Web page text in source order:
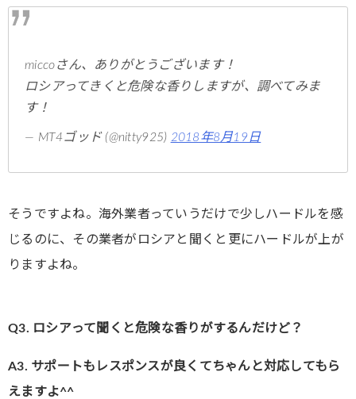
miccoさん、ありがとうございます！
ロシアってきくと危険な香りしますが、調べてみま
す！
— MT4ゴッド (@nitty925) 2018年8月19日
そうですよね。海外業者っていうだけで少しハードルを感
じるのに、その業者がロシアと聞くと更にハードルが上が
りますよね。
Q3. ロシアって聞くと危険な香りがするんだけど？
A3. サポートもレスポンスが良くてちゃんと対応してもら
えますよ^^